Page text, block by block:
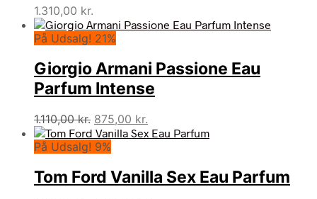
1.310,00 kr.
På Udsalg! 21%
Giorgio Armani Passione Eau
Parfum Intense
1.110,00kr. Den
oprindelige
pris
1.110,00 kr..
875,00 kr.
aktuelle
875,00 kr..
På Udsalg! 9%
Tom Ford Vanilla Sex Eau Parfum